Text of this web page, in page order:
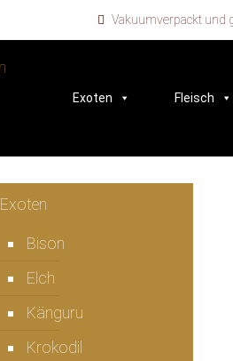
Vakuumverpackt
Exoten Fleisch
Exoten
Bison
Elch
Känguru
Krokodil